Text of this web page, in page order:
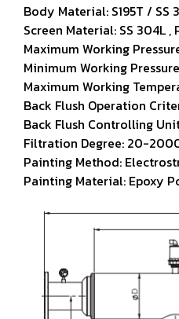
Body Material: S195T / SS
Screen Material: SS 304L ,
Maximum Working
Minimum Working
Maximum Working
Back Flush Operation
Back Flush Controlling
Filtration Degree: 20-
Painting Method:
Painting Material: Epoxy